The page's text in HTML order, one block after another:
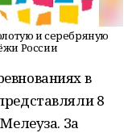
и серебряную
России
в
8
За